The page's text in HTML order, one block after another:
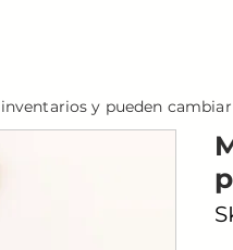
y pueden